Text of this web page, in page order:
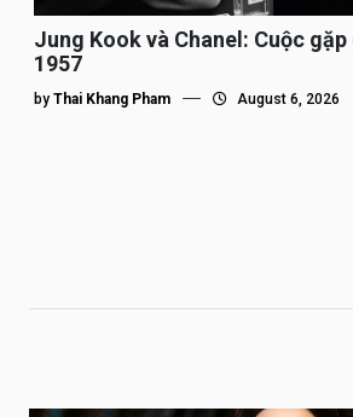
Jung Kook và Chanel: Cuộc
1957
by Thai Khang Pham August 6, 2026